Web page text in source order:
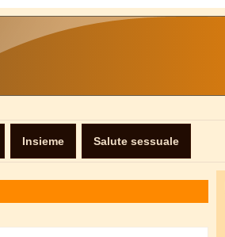
Insieme Salute sessuale